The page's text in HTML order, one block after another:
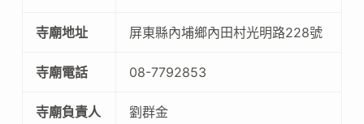
寺廟地址 屏東縣內埔鄉內田村光明路228號
寺廟電話 08-7792853
寺廟負責人 劉群金